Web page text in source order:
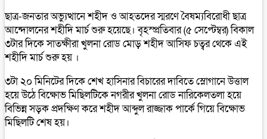
ছাত্র-জনতার অভ্যুত্থানে শহীদ ও আহতদের স্মরণে বৈষম্যবিরোধী ছাত্র
আন্দোলনের শহীদি মার্চ শুরু হ‌য়ে‌ছে। বৃহস্প্রতিবার (৫ সেপ্টেম্বর) বিকাল
৩টার দি‌কে সাতক্ষীরা খুলনা রোড মোড় শহীদ আসিফ চত্বর থেকে এই
শহীদি মার্চ শুরু হয় ।
৩টা ২০ মি‌নি‌টের দি‌কে শেখ হা‌সিনার বিচা‌রের দা‌বি‌তে স্লোগা‌নে উত্তাল
হ‌য়ে উ‌ঠে বিক্ষোভ মিছিলটিকে নগরীর খুলনা রোড নারিকেলতলা হয়ে
বিভিন্ন সড়ক প্রদক্ষিণ করে শহীদ আব্দুল রাজ্জাক পার্কে গিয়ে বিক্ষোভ
মিছিলটি শেষ হয়।